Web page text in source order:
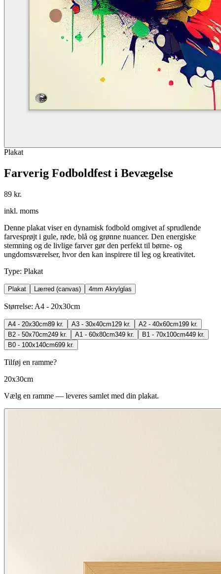
Plakat
Farverig Fodboldfest i Bevægelse
89 kr.
inkl. moms
Denne plakat viser en dynamisk fodbold omgivet af sprudlende
farvesprøjt i gule, røde, blå og grønne nuancer. Den energiske
stemning og de livlige farver gør den perfekt til børne- og
ungdomsværelser, hvor den kan inspirere til leg og kreativitet.
Type: Plakat
Plakat Lærred (canvas) 4mm Akrylglas
Størrelse: A4 - 20x30cm
A4 - 20x30cm89 kr. A3 - 30x40cm129 kr. A2 - 40x60cm199 kr.
B2 - 50x70cm249 kr. A1 - 60x80cm349 kr. B1 - 70x100cm449 kr.
B0 - 100x140cm699 kr.
Tilføj en ramme?
20x30cm
Vælg en ramme — leveres samlet med din plakat.